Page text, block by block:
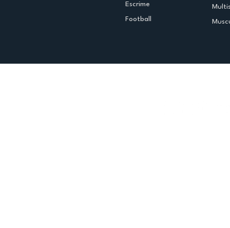
Escrime
Football